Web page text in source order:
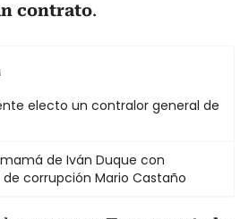
contrato.
electo un contralor general de
de Iván Duque con
corrupción Mario Castaño